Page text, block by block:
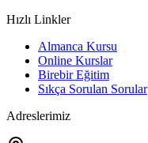
Hızlı Linkler
Almanca Kursu
Online Kurslar
Birebir Eğitim
Sıkça Sorulan Sorular
Adreslerimiz